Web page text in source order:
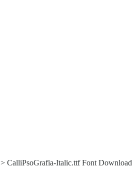
> CalliPsoGrafia-Italic.ttf Font Download